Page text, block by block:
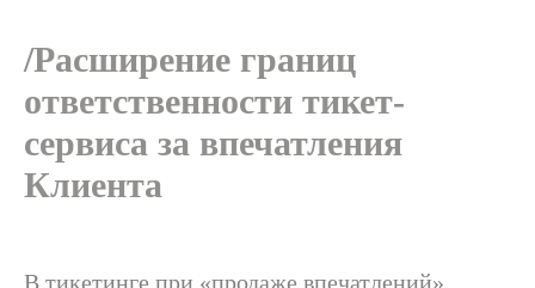
/Расширение границ
ответственности тикет-
сервиса за впечатления
Клиента
В тикетинге при «продаже впечатлений»